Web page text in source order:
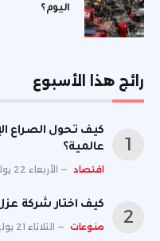
اليوم؟
رائج هذا الأسبوع
كيف تحول الصراع
عالمية؟
اقتصاد الأربعاء 22 يوليو 4:49 م
كيف اختار شركة
منوعات الثلاثاء 21 يوليو 9:20 م